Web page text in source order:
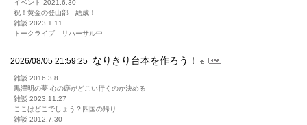
イベント 2021.6.30
祝！黄金の登山部 結成！
雑談 2023.1.11
トークライブ リハーサル中
2026/08/05 21:59:25 なりきり台本を作ろう！
雑談 2016.3.8
黒澤明の夢 心の癖がどこい行くのか決める
雑談 2023.11.27
ここはどこでしょう？四国の帰り
雑談 2012.7.30